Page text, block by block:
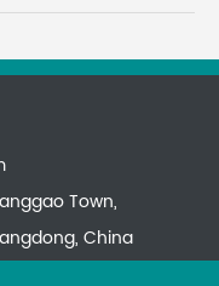
Town,
China